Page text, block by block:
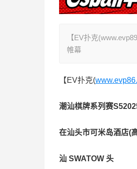
【EV扑克
帷幕
【EV扑克(
潮汕棋牌系列赛S5
在汕头市可米岛酒店(
汕 SWATOW 头